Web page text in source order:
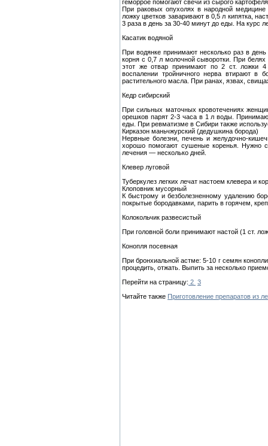
геморрое помогают свечи из сырого
При раковых опухолях в народной
ложку цветков заваривают в 0,5 л кипятка,
3 раза в день за 30-40 минут до еды. На курс
Касатик водяной
При водянке принимают несколько раз в
корня с 0,7 л молочной сыворотки. При
этот же отвар принимают по 2 ст. ложки
воспалении тройничного нерва втирают
растительного масла. При ранах, язвах,
Кедр сибирский
При сильных маточных кровотечениях
орешков парят 2-3 часа в 1 л воды.
еды. При ревматизме в Сибири также
Кирказон маньчжурский (дедушкина борода)
Нервные болезни, печень и желудочно-
хорошо помогают сушеные коренья. Нужно
лечения — несколько дней.
Клевер луговой
Туберкулез легких лечат настоем клевера и
Клоповник мусорный
К быстрому и безболезненному удалению
покрытые бородавками, парить в горячем,
Колокольчик развесистый
При головной боли принимают настой (1 ст.
Конопля посевная
При бронхиальной астме: 5-10 г семян
процедить, отжать. Выпить за несколько
Перейти на страницу: 2 3
Читайте также Приготовление препаратов из